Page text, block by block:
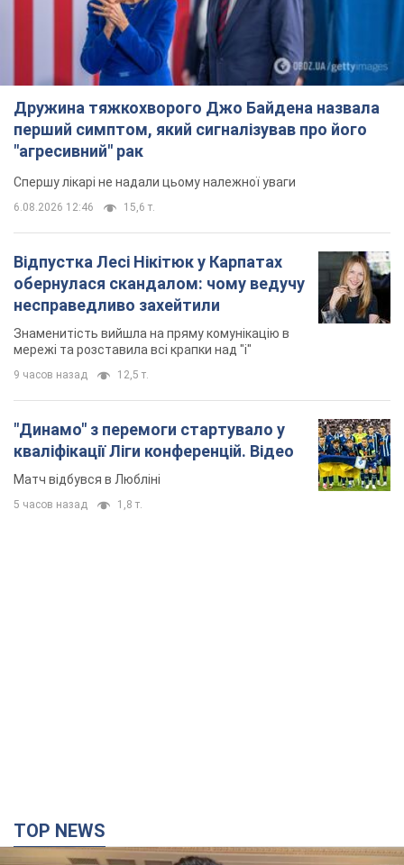
Дружина тяжкохворого Джо Байдена назвала
перший симптом, який сигналізував про його
"агресивний" рак
Спершу лікарі не надали цьому належної уваги
6.08.2026 12:46 15,6 т.
Відпустка Лесі Нікітюк у Карпатах
обернулася скандалом: чому ведучу
несправедливо захейтили
Знаменитість вийшла на пряму комунікацію в
мережі та розставила всі крапки над "і"
9 часов назад 12,5 т.
"Динамо" з перемоги стартувало у
кваліфікації Ліги конференцій. Відео
Матч відбувся в Любліні
5 часов назад 1,8 т.
TOP NEWS